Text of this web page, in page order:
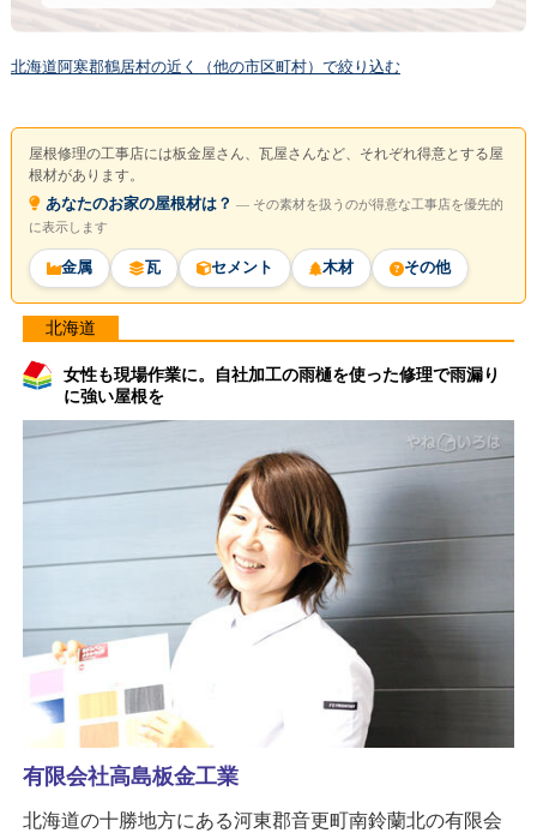
北海道阿寒郡鶴居村の近く（他の市区町村）で絞り込む
屋根修理の工事店には板金屋さん、瓦屋さんなど、それぞれ得意とする屋
根材があります。
あなたのお家の屋根材は？ ― その素材を扱うのが得意な工事店を優先的
に表示します
金属 瓦 セメント 木材 その他
北海道
女性も現場作業に。自社加工の雨樋を使った修理で雨漏り
に強い屋根を
有限会社高島板金工業
北海道の十勝地方にある河東郡音更町南鈴蘭北の有限会